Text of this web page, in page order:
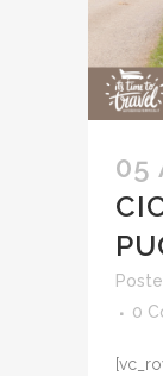
05
0